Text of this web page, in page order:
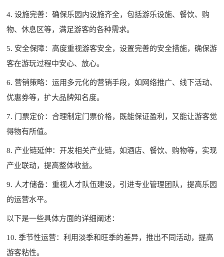
4. 设施完善：确保乐园内设施齐全，包括游乐设施、餐饮、购
物、休息区等，满足游客的各种需求。
5. 安全保障：高度重视游客安全，设置完善的安全措施，确保游
客在游玩过程中安心、放心。
6. 营销策略：运用多元化的营销手段，如网络推广、线下活动、
优惠券等，扩大品牌知名度。
7. 门票定价：合理制定门票价格，既能保证盈利，又能让游客觉
得物有所值。
8. 产业链延伸：开发相关产业链，如酒店、餐饮、购物等，实现
产业联动，提高整体收益。
9. 人才储备：重视人才队伍建设，引进专业管理团队，提高乐园
的运营水平。
以下是一些具体方面的详细阐述：
10. 季节性运营：利用淡季和旺季的差异，推出不同活动，提高
游客粘性。